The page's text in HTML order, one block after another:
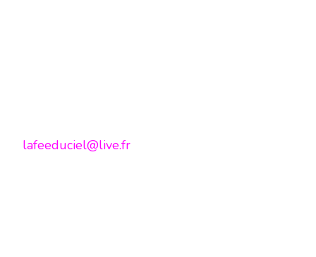
lafeeduciel@live.fr